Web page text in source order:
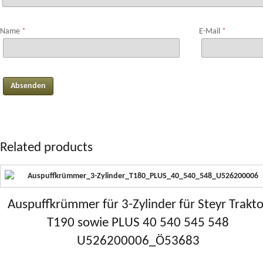
Name * E-Mail *
Related products
Auspuffkrümmer für 3-Zylinder für Steyr
T190 sowie PLUS 40 540 545 548
U526200006_Ö53683